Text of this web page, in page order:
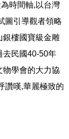
時間軸,以台灣
圖引導觀者領略
銀樓國寶級金雕
去民國40-50年
物學會的大力協
讚嘆,華麗極致的